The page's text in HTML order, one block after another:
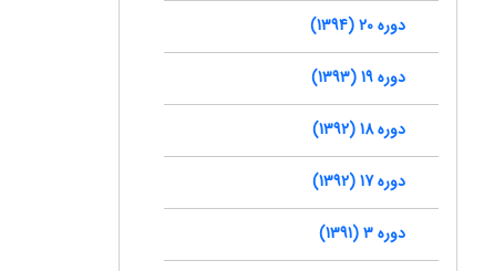
دوره 20 (1394)
دوره 19 (1393)
دوره 18 (1392)
دوره 17 (1392)
دوره 3 (1391)